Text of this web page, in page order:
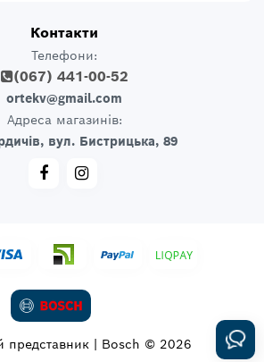
Контакти
Телефони:
(067) 441-00-52
ortekv@gmail.com
Адреса магазинів:
вул. Бистрицька, 89
представник | Bosch © 2026